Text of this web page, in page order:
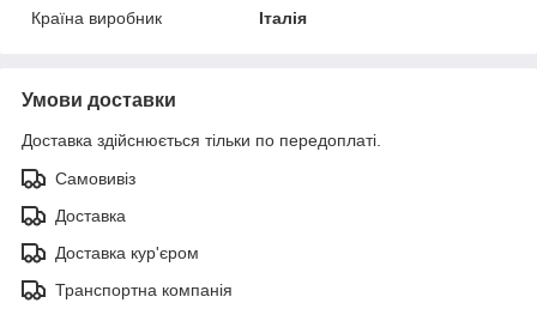
Країна виробник
Італія
Умови доставки
Доставка здійснюється тільки по передоплаті.
Самовивіз
Доставка
Доставка кур'єром
Транспортна компанія